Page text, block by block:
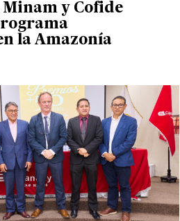
Minam y Cofide
la Amazonía